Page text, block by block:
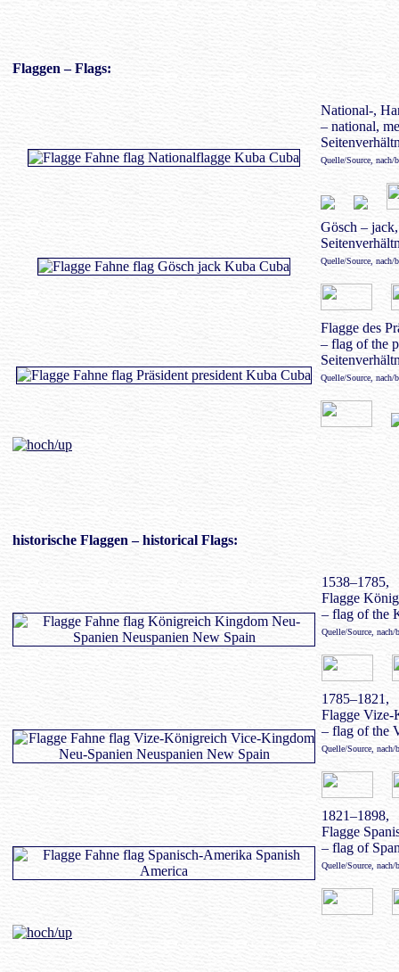
Flaggen – Flags:
National-,
– national,
Quelle/Source,
Gösch – jack,
Quelle/Source,
Flagge des
– flag of the
Quelle/Source,
historische Flaggen – historical Flags:
1538–1785,
Flagge
– flag of the
Quelle/Source,
1785–1821,
Flagge Vize-
– flag of the
Quelle/Source,
1821–1898,
Flagge
– flag of
Quelle/Source,